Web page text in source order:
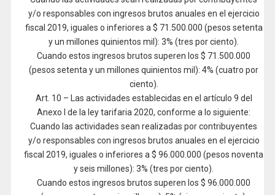
y/o responsables con ingresos brutos anuales en el ejercicio
fiscal 2019, iguales o inferiores a $ 71.500.000 (pesos setenta
y un millones quinientos mil): 3% (tres por ciento).
Cuando estos ingresos brutos superen los $ 71.500.000
(pesos setenta y un millones quinientos mil): 4% (cuatro por
ciento).
Art. 10 – Las actividades establecidas en el artículo 9 del
Anexo I de la ley tarifaria 2020, conforme a lo siguiente:
Cuando las actividades sean realizadas por contribuyentes
y/o responsables con ingresos brutos anuales en el ejercicio
fiscal 2019, iguales o inferiores a $ 96.000.000 (pesos noventa
y seis millones): 3% (tres por ciento).
Cuando estos ingresos brutos superen los $ 96.000.000